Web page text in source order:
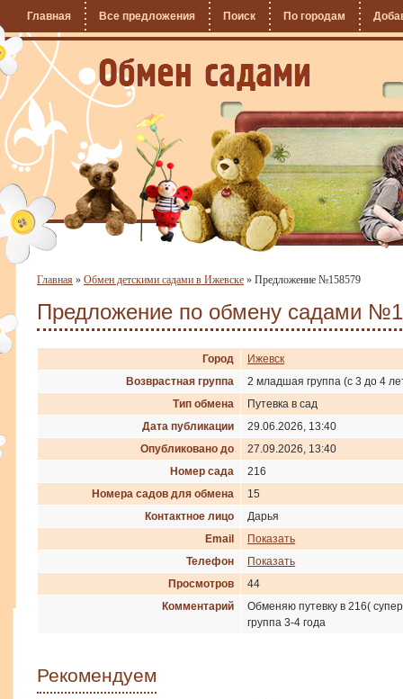
Главная Все предложения Поиск По городам
Главная » Обмен детскими садами в Ижевске » Предложение №158579
Предложение по обмену садами
Город
Ижевск
Возврастная группа
2 младшая группа (с 3 до 4
Тип обмена
Путевка в сад
Дата публикации
29.06.2026, 13:40
Опубликовано до
27.09.2026, 13:40
Номер сада
216
Номера садов для обмена
15
Контактное лицо
Дарья
Email
Показать
Телефон
Показать
Просмотров
44
Комментарий
Обменяю путевку в 216(
группа 3-4 года
Рекомендуем